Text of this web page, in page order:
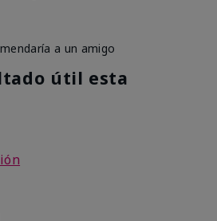
a un amigo
útil esta